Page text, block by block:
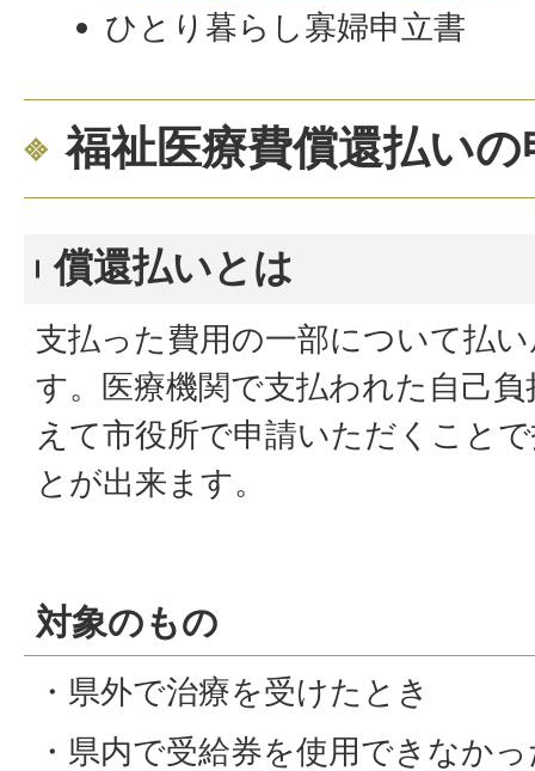
ひとり暮らし寡婦申立書
福祉医療費償還払い
償還払いとは
支払った費用の一部について払
す。医療機関で支払われた自己
えて市役所で申請いただくこと
とが出来ます。
対象のもの
・県外で治療を受けたとき
・県内で受給券を使用できなか